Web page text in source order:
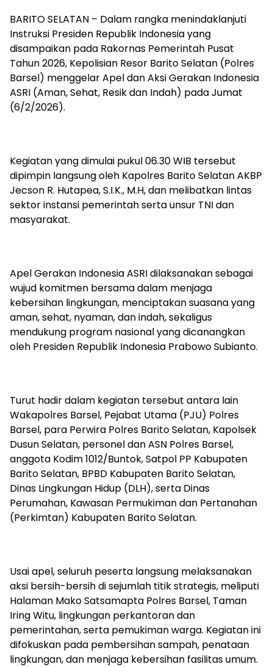
BARITO SELATAN – Dalam rangka menindaklanjuti
Instruksi Presiden Republik Indonesia yang
disampaikan pada Rakornas Pemerintah Pusat
Tahun 2026, Kepolisian Resor Barito Selatan (Polres
Barsel) menggelar Apel dan Aksi Gerakan Indonesia
ASRI (Aman, Sehat, Resik dan Indah) pada Jumat
(6/2/2026).
‎Kegiatan yang dimulai pukul 06.30 WIB tersebut
dipimpin langsung oleh Kapolres Barito Selatan AKBP
Jecson R. Hutapea, S.I.K., M.H, dan melibatkan lintas
sektor instansi pemerintah serta unsur TNI dan
masyarakat.
‎Apel Gerakan Indonesia ASRI dilaksanakan sebagai
wujud komitmen bersama dalam menjaga
kebersihan lingkungan, menciptakan suasana yang
aman, sehat, nyaman, dan indah, sekaligus
mendukung program nasional yang dicanangkan
oleh Presiden Republik Indonesia Prabowo Subianto.
‎Turut hadir dalam kegiatan tersebut antara lain
Wakapolres Barsel, Pejabat Utama (PJU) Polres
Barsel, para Perwira Polres Barito Selatan, Kapolsek
Dusun Selatan, personel dan ASN Polres Barsel,
anggota Kodim 1012/Buntok, Satpol PP Kabupaten
Barito Selatan, BPBD Kabupaten Barito Selatan,
Dinas Lingkungan Hidup (DLH), serta Dinas
Perumahan, Kawasan Permukiman dan Pertanahan
(Perkimtan) Kabupaten Barito Selatan.
‎Usai apel, seluruh peserta langsung melaksanakan
aksi bersih-bersih di sejumlah titik strategis, meliputi
Halaman Mako Satsamapta Polres Barsel, Taman
Iring Witu, lingkungan perkantoran dan
pemerintahan, serta pemukiman warga. Kegiatan ini
difokuskan pada pembersihan sampah, penataan
lingkungan, dan menjaga kebersihan fasilitas umum.